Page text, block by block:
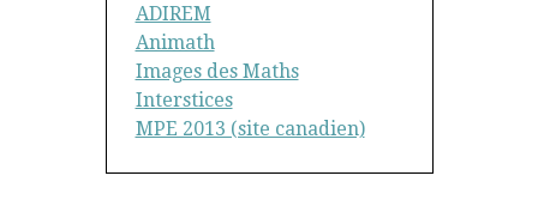
ADIREM
Animath
Images des Maths
Interstices
MPE 2013 (site canadien)